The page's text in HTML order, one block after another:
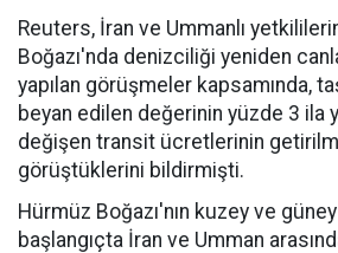
Reuters, İran ve Ummanlı
Boğazı'nda denizciliği yeniden
yapılan görüşmeler kapsamında,
beyan edilen değerinin yüzde 3 ila
değişen transit ücretlerinin
görüştüklerini bildirmişti.
Hürmüz Boğazı'nın kuzey ve
başlangıçta İran ve Umman